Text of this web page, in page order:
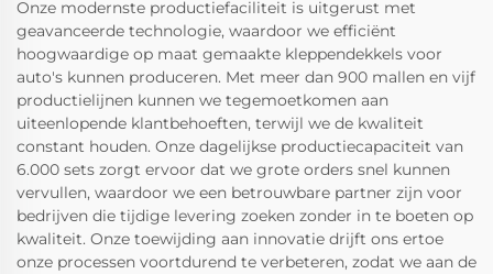
Onze modernste productiefaciliteit is uitgerust met
geavanceerde technologie, waardoor we efficiënt
hoogwaardige op maat gemaakte kleppendekkels voor
auto's kunnen produceren. Met meer dan 900 mallen en vijf
productielijnen kunnen we tegemoetkomen aan
uiteenlopende klantbehoeften, terwijl we de kwaliteit
constant houden. Onze dagelijkse productiecapaciteit van
6.000 sets zorgt ervoor dat we grote orders snel kunnen
vervullen, waardoor we een betrouwbare partner zijn voor
bedrijven die tijdige levering zoeken zonder in te boeten op
kwaliteit. Onze toewijding aan innovatie drijft ons ertoe
onze processen voortdurend te verbeteren, zodat we aan de